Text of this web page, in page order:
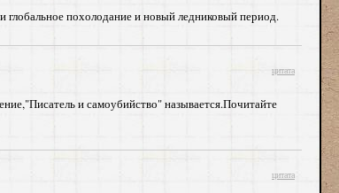
похолодание и новый ледниковый период.
цитата
и самоубийство" называется.Почитайте
цитата